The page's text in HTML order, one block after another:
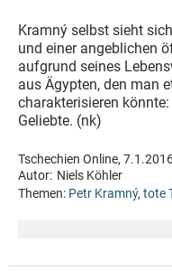
Kramný selbst sieht
und einer angeblichen
aufgrund seines
aus Ägypten, den man
charakterisieren
Geliebte. (nk)
Tschechien Online,
Autor: Niels Köhler
Themen: Petr Kramný, tote